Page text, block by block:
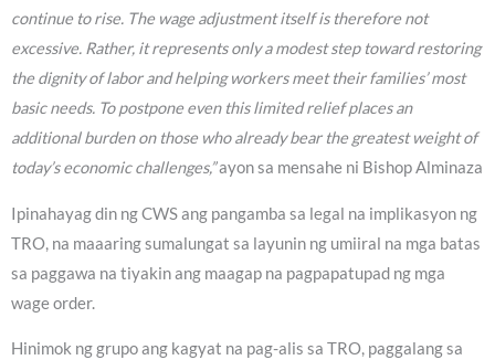
continue to rise. The wage adjustment itself is therefore not
excessive. Rather, it represents only a modest step toward restoring
the dignity of labor and helping workers meet their families’ most
basic needs. To postpone even this limited relief places an
additional burden on those who already bear the greatest weight of
today’s economic challenges,”ayon sa mensahe ni Bishop Alminaza
Ipinahayag din ng CWS ang pangamba sa legal na implikasyon ng
TRO, na maaaring sumalungat sa layunin ng umiiral na mga batas
sa paggawa na tiyakin ang maagap na pagpapatupad ng mga
wage order.
Hinimok ng grupo ang kagyat na pag-alis sa TRO, paggalang sa